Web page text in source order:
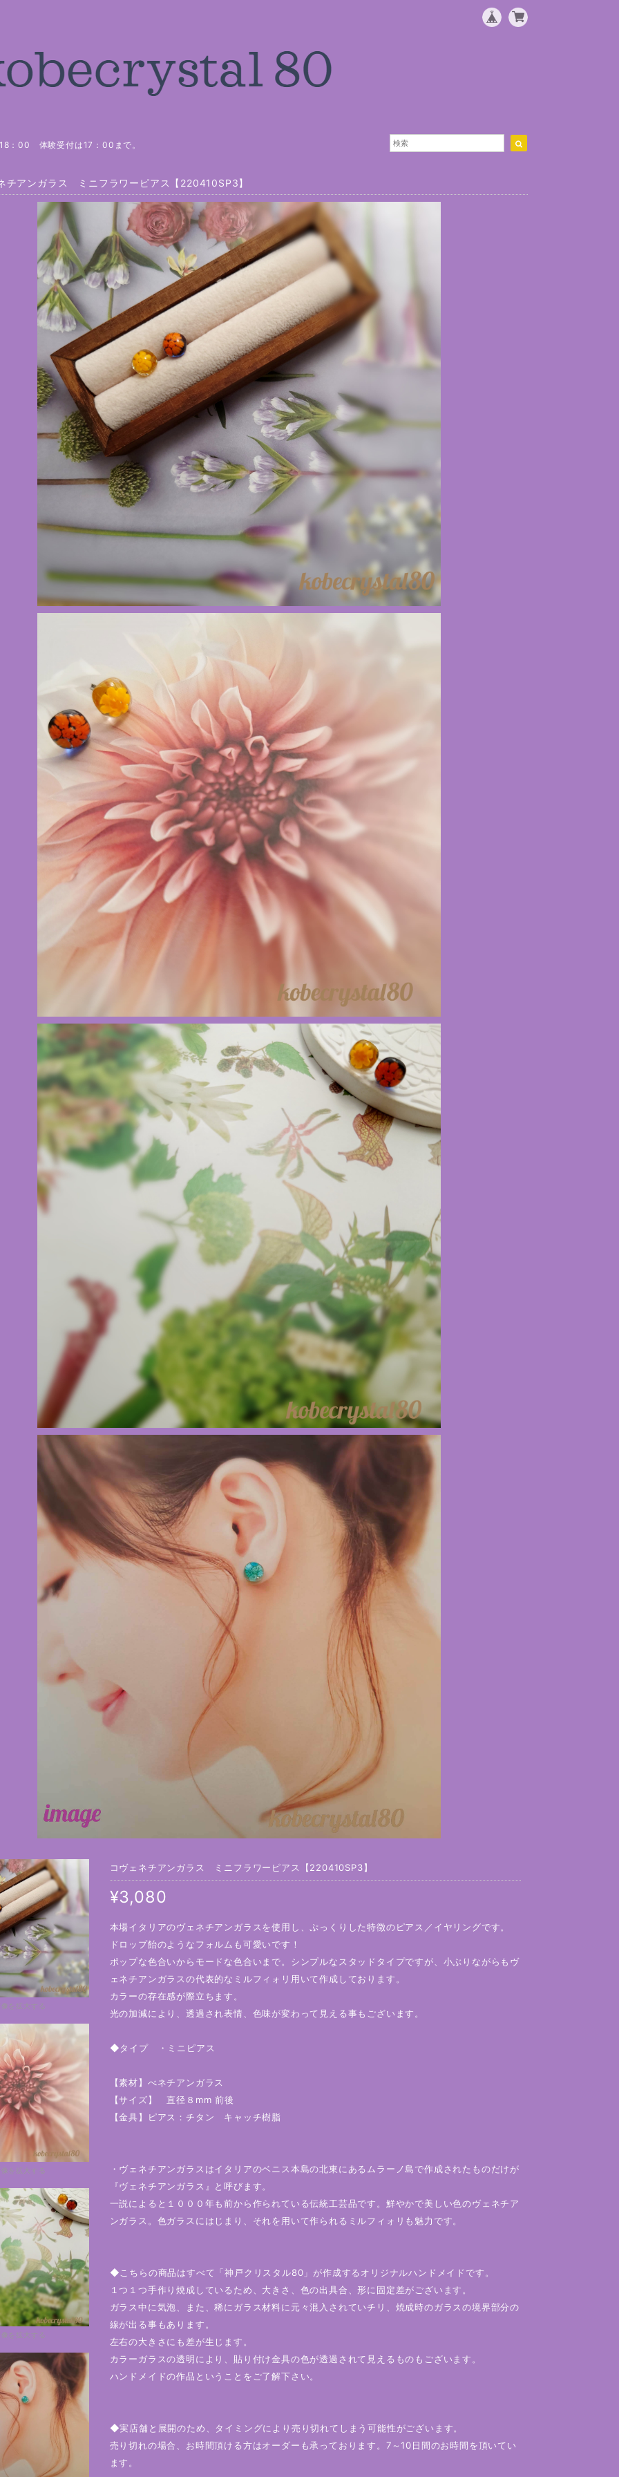
：00 体験受付は17：00まで。
チアンガラス ミニフラワーピアス【220410SP3】
を拡大する
を拡大する
を拡大する
コヴェネチアンガラス ミニフラワーピアス【220410SP3】
¥3,080
本場イタリアのヴェネチアンガラスを使用し、ぷっくりした特徴のピアス／イヤリングです。
ドロップ飴のようなフォルムも可愛いです！
ポップな色合いからモードな色合いまで。シンプルなスタッドタイプですが、小ぶりながらもヴ
ェネチアンガラスの代表的なミルフィォリ用いて作成しております。
カラーの存在感が際立ちます。
光の加減により、透過され表情、色味が変わって見える事もございます。
◆タイプ ・ミニピアス
【素材】べネチアンガラス
【サイズ】 直径８mm 前後
【金具】ピアス：チタン キャッチ樹脂
・ヴェネチアンガラスはイタリアのベニス本島の北東にあるムラーノ島で作成されたものだけが
『ヴェネチアンガラス』と呼びます。
一説によると１０００年も前から作られている伝統工芸品です。鮮やかで美しい色のヴェネチア
ンガラス。色ガラスにはじまり、それを用いて作られるミルフィォリも魅力です。
◆こちらの商品はすべて「神戸クリスタル80」が作成するオリジナルハンドメイドです。
１つ１つ手作り焼成しているため、大きさ、色の出具合、形に固定差がございます。
ガラス中に気泡、また、稀にガラス材料に元々混入されていチリ、焼成時のガラスの境界部分の
線が出る事もあります。
左右の大きさにも差が生じます。
カラーガラスの透明により、貼り付け金具の色が透過されて見えるものもございます。
ハンドメイドの作品ということをご了解下さい。
◆実店舗と展開のため、タイミングにより売り切れてしまう可能性がございます。
売り切れの場合、お時間頂ける方はオーダーも承っております。7～10日間のお時間を頂いてい
ます。